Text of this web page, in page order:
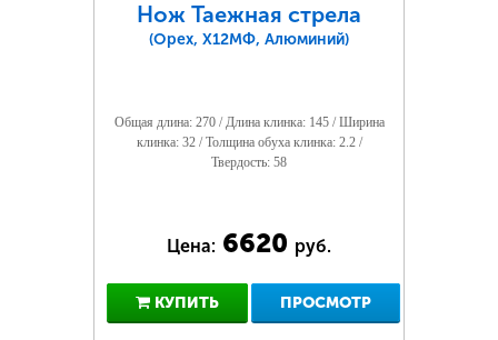
Нож Таежная стрела
(Орех, Х12МФ, Алюминий)
Общая длина: 270 / Длина клинка: 145 / Ширина
клинка: 32 / Толщина обуха клинка: 2.2 /
Твердость: 58
Цена: 6620 руб.
КУПИТЬ ПРОСМОТР